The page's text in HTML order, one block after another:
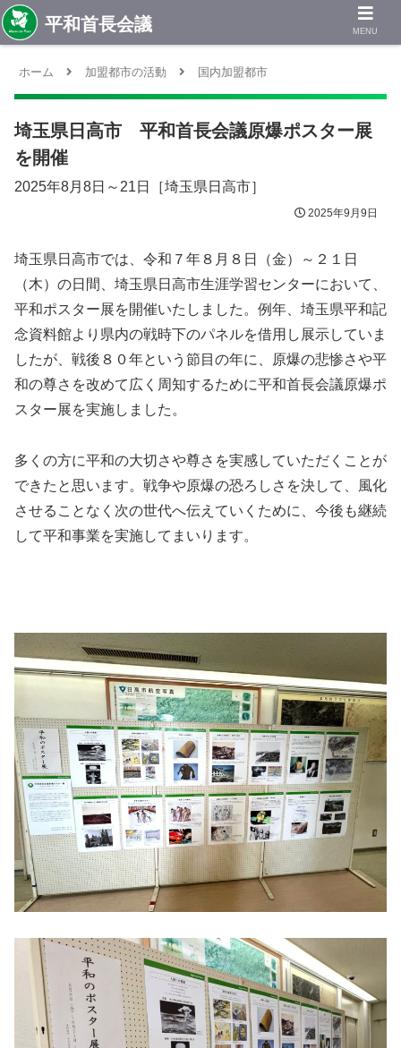
ホーム 加盟都市の活動 国内加盟都市
埼玉県日高市 平和首長会議原爆ポスター展
を開催
2025年8月8日～21日［埼玉県日高市］
2025年9月9日
埼玉県日高市では、令和７年８月８日（金）～２１日
（木）の日間、埼玉県日高市生涯学習センターにおいて、
平和ポスター展を開催いたしました。例年、埼玉県平和記
念資料館より県内の戦時下のパネルを借用し展示していま
したが、戦後８０年という節目の年に、原爆の悲惨さや平
和の尊さを改めて広く周知するために平和首長会議原爆ポ
スター展を実施しました。
多くの方に平和の大切さや尊さを実感していただくことが
できたと思います。戦争や原爆の恐ろしさを決して、風化
させることなく次の世代へ伝えていくために、今後も継続
して平和事業を実施してまいります。
MENU